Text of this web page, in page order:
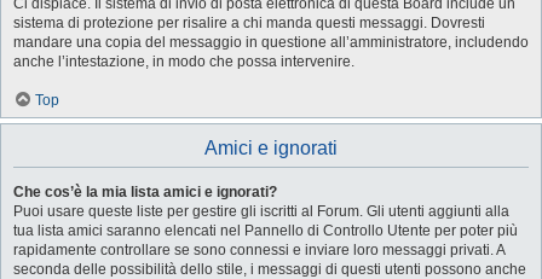
Ci dispiace. Il sistema di invio di posta elettronica di questa Board include un
sistema di protezione per risalire a chi manda questi messaggi. Dovresti
mandare una copia del messaggio in questione all’amministratore, includendo
anche l’intestazione, in modo che possa intervenire.
Top
Amici e ignorati
Che cos’è la mia lista amici e ignorati?
Puoi usare queste liste per gestire gli iscritti al Forum. Gli utenti aggiunti alla
tua lista amici saranno elencati nel Pannello di Controllo Utente per poter più
rapidamente controllare se sono connessi e inviare loro messaggi privati. A
seconda delle possibilità dello stile, i messaggi di questi utenti possono anche